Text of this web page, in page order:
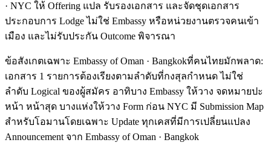
· NYC ให้ Offering แปล รับรองเอกสาร และจัดชุดเอกสาร
ประกอบการ Lodge ไม่ใช่ Embassy หรือหน่วยงานตรวจคนเข้า
เมือง และไม่รับประกัน Outcome พิจารณา
ข้อสังเกตเฉพาะ Embassy of Oman · Bangkokที่คนไทยมักพลาด:
เอกสาร 1 รายการต้องเรียงตามลำดับที่กงสุลกำหนด ไม่ใช่
ลำดับ Logical ของผู้สมัคร อาทิบาง Embassy ให้วาง จดหมายปะ
หน้า หน้าสุด บางแห่งให้วาง Form ก่อน NYC มี Submission Map
สำหรับโอมานโดยเฉพาะ Update ทุกเคสที่มีการเปลี่ยนแปลง
Announcement จาก Embassy of Oman · Bangkok